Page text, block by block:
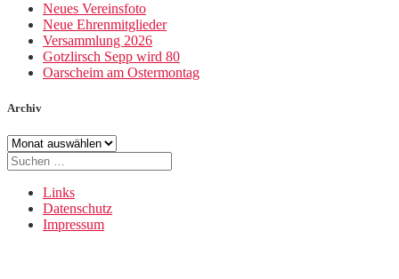
Neues Vereinsfoto
Neue Ehrenmitglieder
Versammlung 2026
Gotzlirsch Sepp wird 80
Oarscheim am Ostermontag
Archiv
Archiv
Suche
nach:
Links
Datenschutz
Impressum